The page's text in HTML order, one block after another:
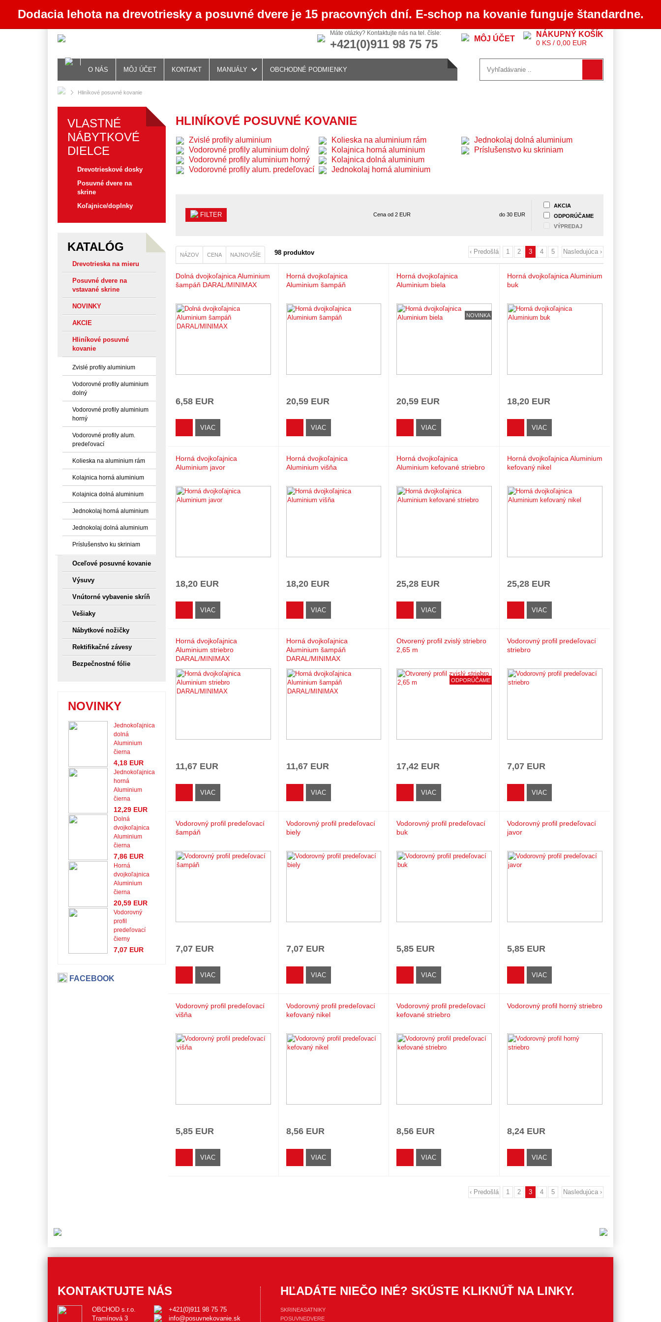
Dodacia lehota na drevotriesky a posuvné dvere je 15 pracovných dní. E-schop na kovanie funguje štandardne.
Máte otázky? Kontaktujte nás na tel. čísle:
+421(0)911 98 75 75 MÔJ ÚČET
NÁKUPNÝ KOŠÍK
0 KS / 0,00 EUR
O NÁS MÔJ ÚČET KONTAKT MANUÁLY OBCHODNÉ PODMIENKY
Hliníkové posuvné kovanie
VLASTNÉ
NÁBYTKOVÉ
DIELCE
Drevotrieskové dosky
Posuvné dvere na
skrine
Koľajnice/doplnky
KATALÓG
Drevotrieska na mieru
Posuvné dvere na
vstavané skrine
NOVINKY
AKCIE
Hliníkové posuvné
kovanie
Zvislé profily aluminium
Vodorovné profily aluminium
dolný
Vodorovné profily aluminium
horný
Vodorovné profily alum.
predeľovací
Kolieska na aluminium rám
Kolajnica horná aluminium
Kolajnica dolná aluminium
Jednokolaj horná aluminium
Jednokolaj dolná aluminium
Príslušenstvo ku skriniam
Oceľové posuvné kovanie
Výsuvy
Vnútorné vybavenie skríň
Vešiaky
Nábytkové nožičky
Rektifikačné závesy
Bezpečnostné fólie
NOVINKY
Jednokoľajnica
dolná
Aluminium
čierna
4,18 EUR
Jednokoľajnica
horná
Aluminium
čierna
12,29 EUR
Dolná
dvojkoľajnica
Aluminium
čierna
7,86 EUR
Horná
dvojkoľajnica
Aluminium
čierna
20,59 EUR
Vodorovný
profil
predeľovací
čierny
7,07 EUR
FACEBOOK
HLINÍKOVÉ POSUVNÉ KOVANIE
Zvislé profily aluminium
Vodorovné profily aluminium dolný
Vodorovné profily aluminium horný
Vodorovné profily alum. predeľovací
Kolieska na aluminium rám
Kolajnica horná aluminium
Kolajnica dolná aluminium
Jednokolaj horná aluminium
Jednokolaj dolná aluminium
Príslušenstvo ku skriniam
FILTER Cena od 2 EUR do 30 EUR
AKCIA
ODPORÚČAME
VÝPREDAJ
NÁZOV CENA NAJNOVŠÍE 98 produktov ‹ Predošlá 1 2 3 4 5 Nasledujúca ›
Dolná dvojkoľajnica Aluminium
šampáň DARAL/MINIMAX
6,58 EUR
VIAC
Horná dvojkoľajnica
Aluminium šampáň
20,59 EUR
VIAC
NOVINKA
Horná dvojkoľajnica
Aluminium biela
20,59 EUR
VIAC
Horná dvojkoľajnica Aluminium
buk
18,20 EUR
VIAC
Horná dvojkoľajnica
Aluminium javor
18,20 EUR
VIAC
Horná dvojkoľajnica
Aluminium višňa
18,20 EUR
VIAC
Horná dvojkoľajnica
Aluminium kefované striebro
25,28 EUR
VIAC
Horná dvojkoľajnica Aluminium
kefovaný nikel
25,28 EUR
VIAC
Horná dvojkoľajnica
Aluminium striebro
DARAL/MINIMAX
11,67 EUR
VIAC
Horná dvojkoľajnica
Aluminium šampáň
DARAL/MINIMAX
11,67 EUR
VIAC
ODPORÚČAME
Otvorený profil zvislý striebro
2,65 m
17,42 EUR
VIAC
Vodorovný profil predeľovací
striebro
7,07 EUR
VIAC
Vodorovný profil predeľovací
šampáň
7,07 EUR
VIAC
Vodorovný profil predeľovací
biely
7,07 EUR
VIAC
Vodorovný profil predeľovací
buk
5,85 EUR
VIAC
Vodorovný profil predeľovací
javor
5,85 EUR
VIAC
Vodorovný profil predeľovací
višňa
5,85 EUR
VIAC
Vodorovný profil predeľovací
kefovaný nikel
8,56 EUR
VIAC
Vodorovný profil predeľovací
kefované striebro
8,56 EUR
VIAC
Vodorovný profil horný striebro
8,24 EUR
VIAC
‹ Predošlá 1 2 3 4 5 Nasledujúca ›
KONTAKTUJTE NÁS
OBCHOD s.r.o.
Tramínová 3
+421(0)911 98 75 75
info@posuvnekovanie.sk
HĽADÁTE NIEČO INÉ? SKÚSTE KLIKNÚŤ NA LINKY.
SKRINEASATNIKY
POSUVNEDVERE